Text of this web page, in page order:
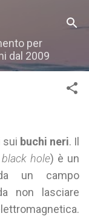
per
dal 2009
sui buchi neri. Il
black hole) è un
un campo
non lasciare